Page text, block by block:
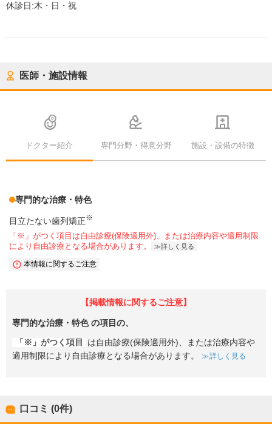
休診日:木・日・祝
医師・施設情報
ドクター紹介 専門分野・得意分野 施設・設備の特徴
専門的な治療・特色
目立たない歯列矯正※
「※」がつく項目は自由診療(保険適用外)、または治療内容や適用制限
により自由診療となる場合があります。
詳しく見る
本情報に関するご注意
【掲載情報に関するご注意】
専門的な治療・特色の項目の、
「※」がつく項目
は自由診療(保険適用外)、または治療内容や
適用制限により自由診療となる場合があります。
詳しく見る
口コミ (0件)